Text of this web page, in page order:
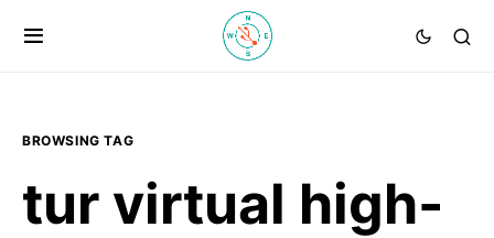
BROWSING TAG
tur virtual high-